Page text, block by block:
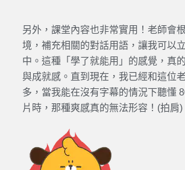
另外，課堂內容也非常實用！老師會
境，補充相關的對話用語，讓我可以
中。這種「學了就能用」的感覺，真
與成就感。直到現在，我已經和這位
多，當我能在沒有字幕的情況下聽懂
片時，那種爽感真的無法形容！(拍肩)